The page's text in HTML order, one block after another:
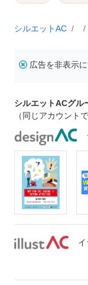
シルエットAC
広告を非表示
シルエットACグル
（同じアカウント